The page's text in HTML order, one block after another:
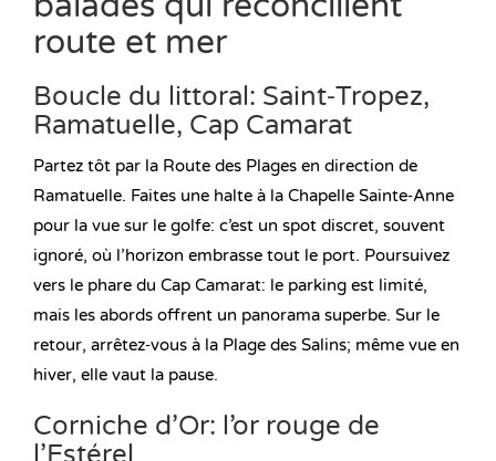
route et mer
Boucle du littoral: Saint‑Tropez,
Ramatuelle, Cap Camarat
Partez tôt par la Route des Plages en direction de
Ramatuelle. Faites une halte à la Chapelle Sainte‑Anne
pour la vue sur le golfe: c’est un spot discret, souvent
ignoré, où l’horizon embrasse tout le port. Poursuivez
vers le phare du Cap Camarat: le parking est limité,
mais les abords offrent un panorama superbe. Sur le
retour, arrêtez‑vous à la Plage des Salins; même vue en
hiver, elle vaut la pause.
Corniche d’Or: l’or rouge de